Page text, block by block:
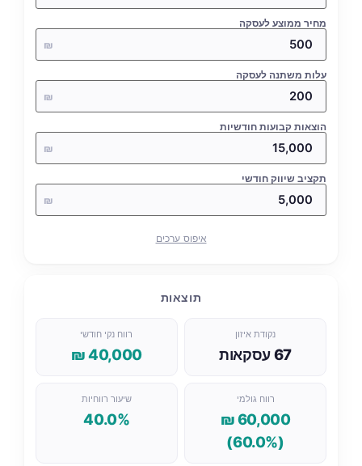
מחיר ממוצע לעסקה
₪
עלות משתנה לעסקה
₪
הוצאות קבועות חודשיות
₪
תקציב שיווק חודשי
₪
איפוס ערכים
תוצאות
נקודת איזון
67 עסקאות
רווח נקי חודשי
40,000 ₪
רווח גולמי
60,000 ₪
(60.0%)
שיעור רווחיות
40.0%